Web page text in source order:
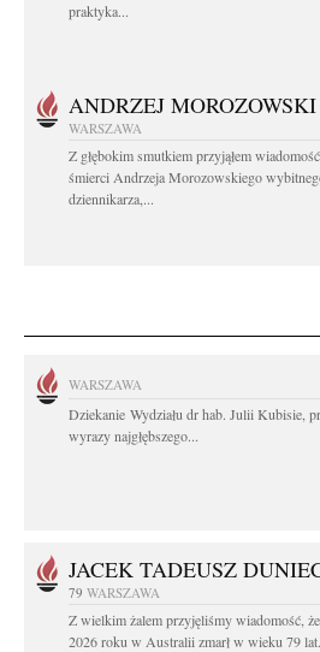
praktyka...
ANDRZEJ MOROZOWSKI
WARSZAWA
Z głębokim smutkiem przyjąłem
śmierci Andrzeja Morozowskiego
dziennikarza,...
WARSZAWA
Dziekanie Wydziału dr hab. Julii Kubisie,
wyrazy najgłębszego...
JACEK TADEUSZ
79 WARSZAWA
Z wielkim żalem przyjęliśmy wiadomość,
2026 roku w Australii zmarł w wieku 79